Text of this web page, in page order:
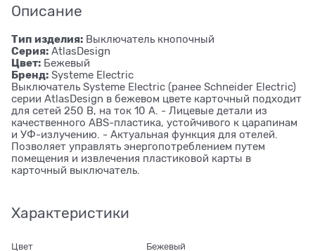
Описание
Тип изделия: Выключатель кнопочный
Серия: AtlasDesign
Цвет: Бежевый
Бренд: Systeme Electric
Выключатель Systeme Electric (ранее Schneider Electric)
серии AtlasDesign в бежевом цвете карточный подходит
для сетей 250 В, на ток 10 А. - Лицевые детали из
качественного ABS-пластика, устойчивого к царапинам
и УФ-излучению. - Актуальная функция для отелей.
Позволяет управлять энергопотреблением путем
помещения и извлечения пластиковой карты в
карточный выключатель.
Характеристики
Цвет Бежевый